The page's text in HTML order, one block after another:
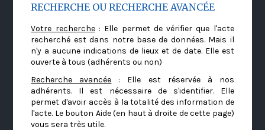
RECHERCHE OU RECHERCHE AVANCÉE
Votre recherche: Elle permet de vérifier que l'acte
recherché est dans notre base de données. Mais il
n'y a aucune indications de lieux et de date. Elle est
ouverte à tous (adhérents ou non)
Recherche avancée : Elle est réservée à nos
adhérents. Il est nécessaire de s'identifier. Elle
permet d'avoir accès à la totalité des information de
l'acte. Le bouton Aide (en haut à droite de cette page)
vous sera très utile.